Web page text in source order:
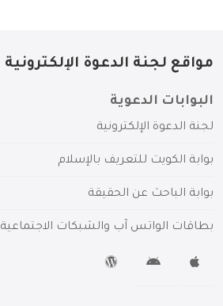
مواقع لجنة الدعوة الإلكترونية
البوابات الدعوية
لجنة الدعوة الإلكترونية
بوابة الكويت للتعريف بالإسلام
بوابة الباحث عن الحقيقة
بطاقات الواتس آب والشبكات الاجتماعية